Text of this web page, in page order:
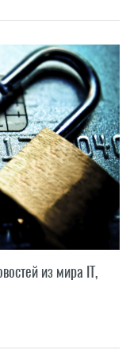
из мира IT,